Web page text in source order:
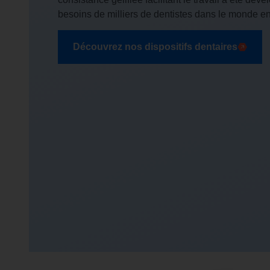
besoins de milliers de dentistes dans le monde
Découvrez nos dispositifs dentaires